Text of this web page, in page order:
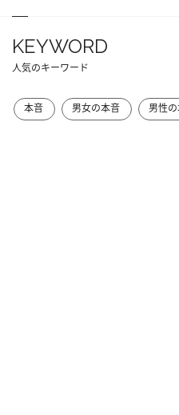
KEYWORD
人気のキーワード
本音 男女の本音 男性